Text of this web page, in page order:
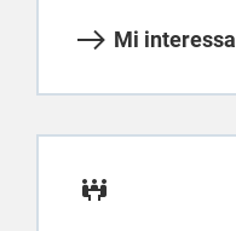
Mi interessa